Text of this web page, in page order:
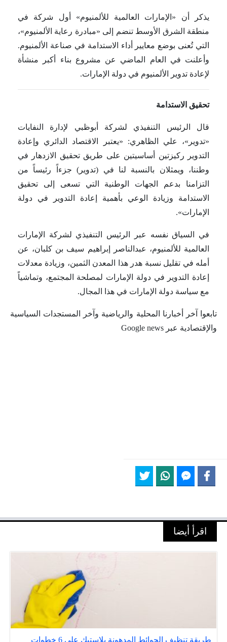
يذكر أن «الإمارات العالمية للألمنيوم» أول شركة في
منطقة الشرق الأوسط تنضم إلى «مبادرة رعاية الألمنيوم»،
التي تُعنى بوضع معايير أداء الاستدامة في صناعة الألمنيوم.
وأعلنت في العام الماضي عن مشروع بناء أكبر منشأة
لإعادة تدوير الألمنيوم في دولة الإمارات.
تحقيق الاستدامة
قال الرئيس التنفيذي لشركة أبوظبي لإدارة النفايات
«تدوير»، علي الظاهري: «يعتبر الاقتصاد الدائري وإعادة
التدوير ركيزتين أساسيتين على طريق تحقيق الازدهار في
وطننا، ويمثلان بالنسبة لنا في (تدوير) جزءاً رئيساً من
التزامنا بدعم الجهات الوطنية التي تسعى إلى تحقيق
الاستدامة وزيادة الوعي بأهمية إعادة التدوير في دولة
الإمارات».
في السياق نفسه عبر الرئيس التنفيذي لشركة الإمارات
العالمية للألمنيوم، عبدالناصر إبراهيم سيف بن كلبان، عن
أمله في تقليل نسبة هدر هذا المعدن الثمين، وزيادة معدلات
إعادة التدوير في دولة الإمارات لمصلحة المجتمع، وتماشياً
مع سياسة دولة الإمارات في هذا المجال.
تابعوا آخر أخبارنا المحلية والرياضية وآخر المستجدات السياسية
والإقتصادية عبر Google news
اقرأ أيضا
طريقة تنظيف الحوائط المدهونة بلاستيك علي 6 خطوات